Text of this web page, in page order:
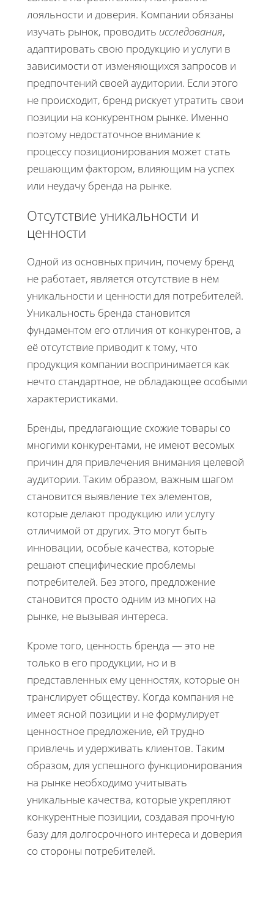
лояльности и доверия. Компании обязаны
изучать рынок, проводить исследования,
адаптировать свою продукцию и услуги в
зависимости от изменяющихся запросов и
предпочтений своей аудитории. Если этого
не происходит, бренд рискует утратить свои
позиции на конкурентном рынке. Именно
поэтому недостаточное внимание к
процессу позиционирования может стать
решающим фактором, влияющим на успех
или неудачу бренда на рынке.
Отсутствие уникальности и
ценности
Одной из основных причин, почему бренд
не работает, является отсутствие в нём
уникальности и ценности для потребителей.
Уникальность бренда становится
фундаментом его отличия от конкурентов, а
её отсутствие приводит к тому, что
продукция компании воспринимается как
нечто стандартное, не обладающее особыми
характеристиками.
Бренды, предлагающие схожие товары со
многими конкурентами, не имеют весомых
причин для привлечения внимания целевой
аудитории. Таким образом, важным шагом
становится выявление тех элементов,
которые делают продукцию или услугу
отличимой от других. Это могут быть
инновации, особые качества, которые
решают специфические проблемы
потребителей. Без этого, предложение
становится просто одним из многих на
рынке, не вызывая интереса.
Кроме того, ценность бренда — это не
только в его продукции, но и в
представленных ему ценностях, которые он
транслирует обществу. Когда компания не
имеет ясной позиции и не формулирует
ценностное предложение, ей трудно
привлечь и удерживать клиентов. Таким
образом, для успешного функционирования
на рынке необходимо учитывать
уникальные качества, которые укрепляют
конкурентные позиции, создавая прочную
базу для долгосрочного интереса и доверия
со стороны потребителей.